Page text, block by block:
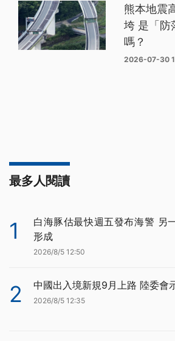
熊本地震
垮 是「防
嗎？
2026-07-30
最多人閱讀
1
白海豚估最快週五發布海警 另
形成
2026/8/5 12:50
2 中國出入境新規9月上路 陸委會
2026/8/5 12:35